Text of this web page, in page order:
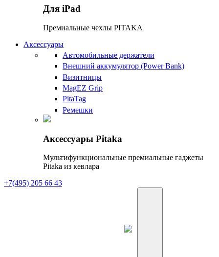
Для iPad
Премиальные чехлы PITAKA
Аксессуары
Автомобильные держатели
Внешний аккумулятор (Power Bank)
Визитницы
MagEZ Grip
PitaTag
Ремешки
Аксессуары Pitaka
Мультифункциональные премиальные гаджеты
Pitaka из кевлара
+7(495) 205 66 43